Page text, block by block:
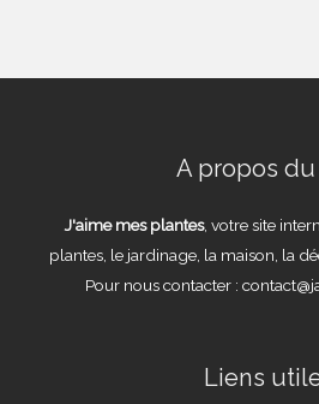
A propos
J'aime mes plantes, votre site
plantes, le jardinage, la maison, la
Pour nous contacter :
Liens